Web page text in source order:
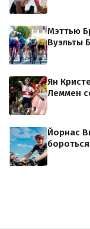
Мэттью
Вуэльты
Ян
Леммен
Йорнас